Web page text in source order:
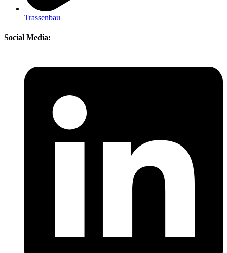
Trassenbau
Social Media: